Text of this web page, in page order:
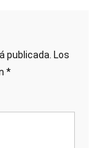
publicada. Los
*